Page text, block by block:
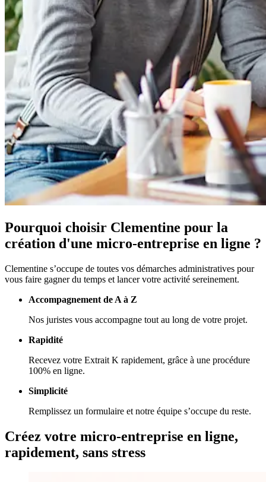
Pourquoi choisir Clementine pour la
création d'une micro-entreprise en ligne ?
Clementine s’occupe de toutes vos démarches administratives pour
vous faire gagner du temps et lancer votre activité sereinement.
Accompagnement de A à Z
Nos juristes vous accompagne tout au long de votre projet.
Rapidité
Recevez votre Extrait K rapidement, grâce à une procédure
100% en ligne.
Simplicité
Remplissez un formulaire et notre équipe s’occupe du reste.
Créez votre micro-entreprise en ligne,
rapidement, sans stress